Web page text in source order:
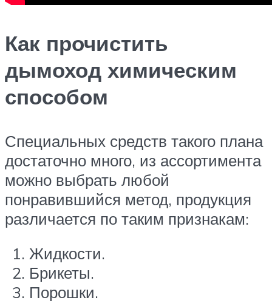
Как прочистить
дымоход химическим
способом
Специальных средств такого плана
достаточно много, из ассортимента
можно выбрать любой
понравившийся метод, продукция
различается по таким признакам:
Жидкости.
Брикеты.
Порошки.